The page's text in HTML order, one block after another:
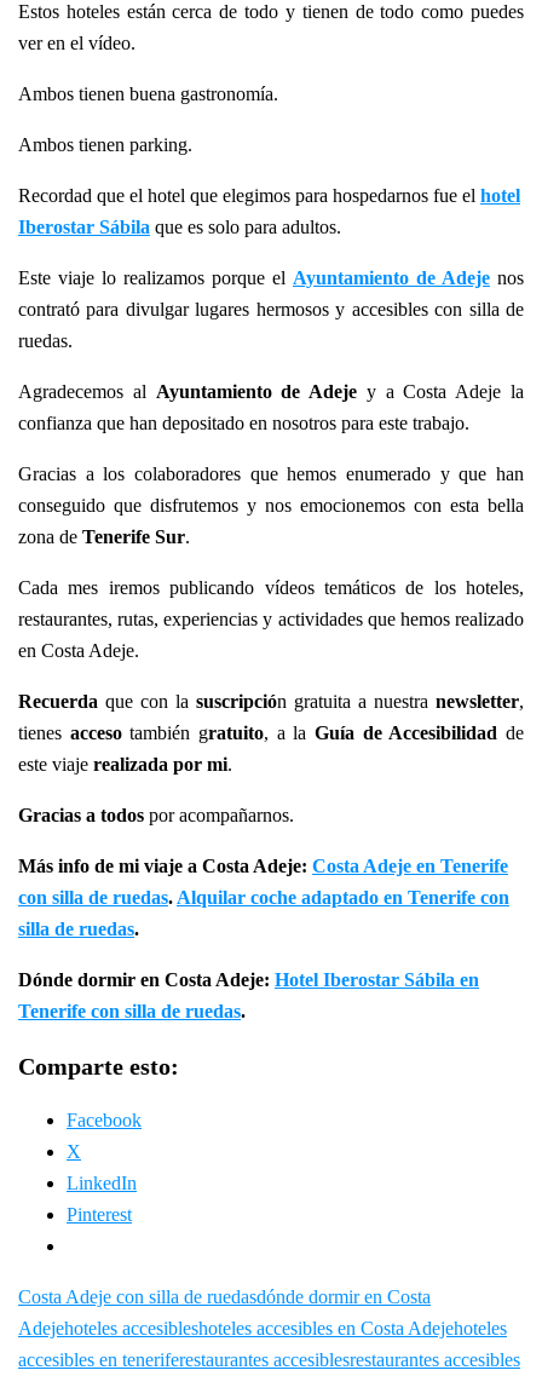
Estos hoteles están cerca de todo y tienen de todo como puedes
ver en el vídeo.
Ambos tienen buena gastronomía.
Ambos tienen parking.
Recordad que el hotel que elegimos para hospedarnos fue el hotel
Iberostar Sábila que es solo para adultos.
Este viaje lo realizamos porque el Ayuntamiento de Adeje nos
contrató para divulgar lugares hermosos y accesibles con silla de
ruedas.
Agradecemos al Ayuntamiento de Adeje y a Costa Adeje la
confianza que han depositado en nosotros para este trabajo.
Gracias a los colaboradores que hemos enumerado y que han
conseguido que disfrutemos y nos emocionemos con esta bella
zona de Tenerife Sur.
Cada mes iremos publicando vídeos temáticos de los hoteles,
restaurantes, rutas, experiencias y actividades que hemos realizado
en Costa Adeje.
Recuerda que con la suscripción gratuita a nuestra newsletter,
tienes accesotambién gratuito, a laGuía de Accesibilidad de
este viaje realizada por mi.
Gracias a todos por acompañarnos.
Más info de mi viaje a Costa Adeje: Costa Adeje en Tenerife
con silla de ruedas.Alquilar coche adaptado en Tenerife con
silla de ruedas.
Dónde dormir en Costa Adeje: Hotel Iberostar Sábila en
Tenerife con silla de ruedas.
Comparte esto:
Facebook
X
LinkedIn
Pinterest
Costa Adeje con silla de ruedasdónde dormir en Costa
Adejehoteles accesibleshoteles accesibles en Costa Adejehoteles
accesibles en teneriferestaurantes accesiblesrestaurantes accesibles